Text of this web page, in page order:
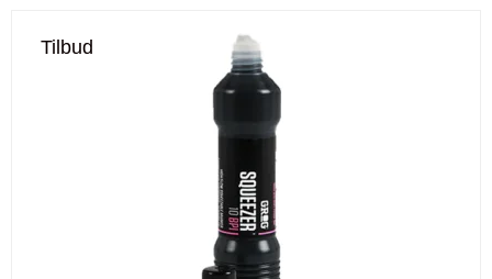
Tilbud